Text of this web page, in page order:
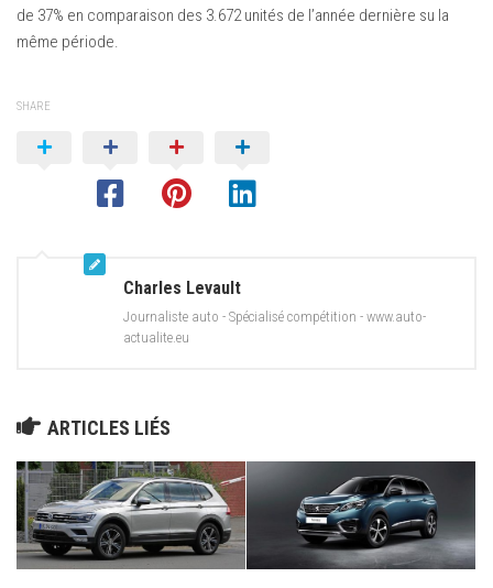
de 37% en comparaison des 3.672 unités de l’année dernière su la
même période.
SHARE
Charles Levault
Journaliste auto - Spécialisé compétition - www.auto-
actualite.eu
ARTICLES LIÉS